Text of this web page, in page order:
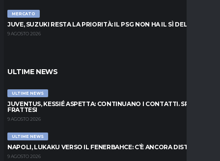
MERCATO
JUVE, SUZUKI RESTA LA PRIORITÀ: IL PSG NON HA IL SÌ DEL PARMA
9 AGOSTO 2026
ULTIME NEWS
ULTIME NEWS
JUVENTUS, KESSIÉ ASPETTA: CONTINUANO I CONTATTI. SPUNTA
FRATTESI
9 AGOSTO 2026
ULTIME NEWS
NAPOLI, LUKAKU VERSO IL FENERBAHCE: C’È ANCORA DISTANZA
9 AGOSTO 2026